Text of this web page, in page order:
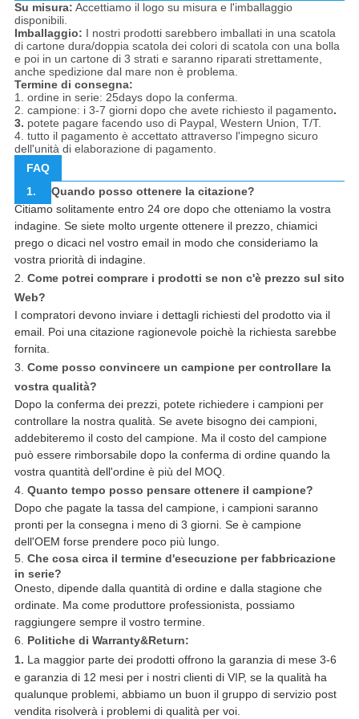
Su misura: Accettiamo il logo su misura e l'imballaggio
disponibili.
Imballaggio: I nostri prodotti sarebbero imballati in una scatola
di cartone dura/doppia scatola dei colori di scatola con una bolla
e poi in un cartone di 3 strati e saranno riparati strettamente,
anche spedizione dal mare non è problema.
Termine di consegna:
1. ordine in serie: 25days dopo la conferma.
2. campione: i 3-7 giorni dopo che avete richiesto il pagamento.
3. potete pagare facendo uso di Paypal, Western Union, T/T.
4. tutto il pagamento è accettato attraverso l'impegno sicuro
dell'unità di elaborazione di pagamento.
FAQ
1.
Quando posso ottenere la citazione?
Citiamo solitamente entro 24 ore dopo che otteniamo la vostra
indagine. Se siete molto urgente ottenere il prezzo, chiamici
prego o dicaci nel vostro email in modo che consideriamo la
vostra priorità di indagine.
2. Come potrei comprare i prodotti se non c'è prezzo sul sito
Web?
I compratori devono inviare i dettagli richiesti del prodotto via il
email. Poi una citazione ragionevole poichè la richiesta sarebbe
fornita.
3. Come posso convincere un campione per controllare la
vostra qualità?
Dopo la conferma dei prezzi, potete richiedere i campioni per
controllare la nostra qualità. Se avete bisogno dei campioni,
addebiteremo il costo del campione. Ma il costo del campione
può essere rimborsabile dopo la conferma di ordine quando la
vostra quantità dell'ordine è più del MOQ.
4. Quanto tempo posso pensare ottenere il campione?
Dopo che pagate la tassa del campione, i campioni saranno
pronti per la consegna i meno di 3 giorni. Se è campione
dell'OEM forse prendere poco più lungo.
5. Che cosa circa il termine d'esecuzione per fabbricazione
in serie?
Onesto, dipende dalla quantità di ordine e dalla stagione che
ordinate. Ma come produttore professionista, possiamo
raggiungere sempre il vostro termine.
6. Politiche di Warranty&Return:
1. La maggior parte dei prodotti offrono la garanzia di mese 3-6
e garanzia di 12 mesi per i nostri clienti di VIP, se la qualità ha
qualunque problemi, abbiamo un buon il gruppo di servizio post
vendita risolverà i problemi di qualità per voi.